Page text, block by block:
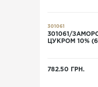
301061
301061/
ЦУКРОМ 10%
782.50 ГРН.